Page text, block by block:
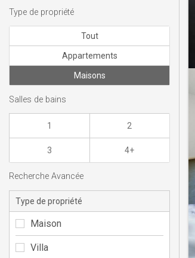
Type de propriété
Tout
Appartements
Maisons
Salles de bains
1 2
3 4+
Recherche Avancée
Type de propriété
Maison
Villa